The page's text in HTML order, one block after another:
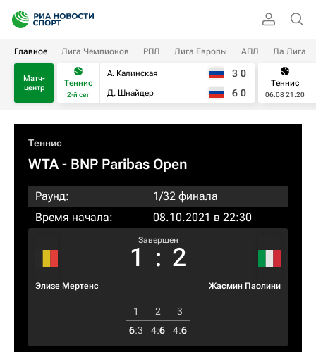
Главное Лига Чемпионов РПЛ Лига Европы АПЛ Ла Лига
Матч-
центр
Теннис
2-й сет
А. Калинская
Д. Шнайдер
3 0
6 0
Теннис
06.08 21:20
Теннис
WTA- BNP Paribas Open
Раунд:
1/32 финала
Время начала:
08.10.2021 в 22:30
Элизе Мертенс
Завершен
1 : 2
Жасмин Паолини
1 2
3
6:3 4:6 4:6